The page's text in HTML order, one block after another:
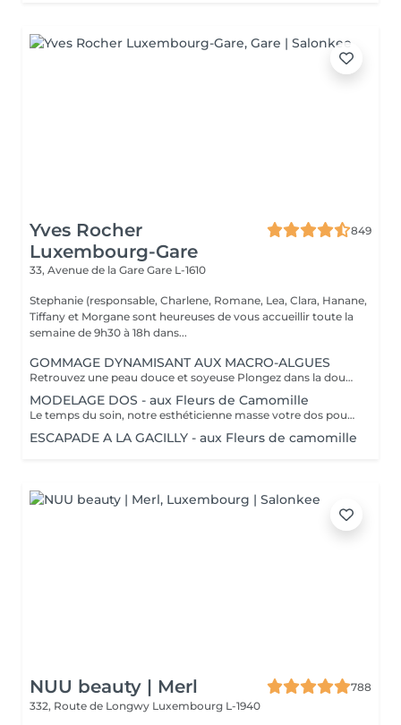
Yves Rocher
Luxembourg-Gare
849
33, Avenue de la Gare Gare L-1610
Stephanie (responsable, Charlene, Romane, Lea, Clara, Hanane,
Tiffany et Morgane sont heureuses de vous accueillir toute la
semaine de 9h30 à 18h dans...
GOMMAGE DYNAMISANT AUX MACRO-ALGUES
Retrouvez une peau douce et soyeuse Plongez dans la douceur tropicale dIndonésie à travers les notes épicées des huiles essentielles de Girofle et de Muscade. Ce gommage aux effluves chauds et naturels vous transporte tout en exfoliant délicatement votre peau : elle est douce, lumineuse et satinée.
MODELAGE DOS - aux Fleurs de Camomille
Le temps du soin, notre esthéticienne masse votre dos pour un confort sans précédent.
ESCAPADE A LA GACILLY - aux Fleurs de camomille
NUU beauty | Merl
788
332, Route de Longwy Luxembourg L-1940